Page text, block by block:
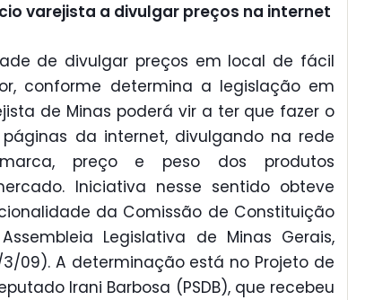
varejista a divulgar preços na internet
de divulgar preços em local de fácil
conforme determina a legislação em
de Minas poderá vir a ter que fazer o
da internet, divulgando na rede
preço e peso dos produtos
Iniciativa nesse sentido obteve
da Comissão de Constituição
Legislativa de Minas Gerais,
09). A determinação está no Projeto de
Irani Barbosa (PSDB), que recebeu